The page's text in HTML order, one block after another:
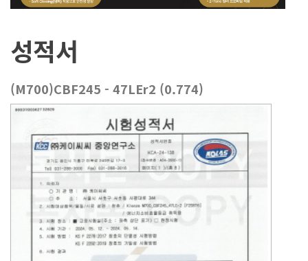
성적서
(M700)CBF245 - 47LEr2 (0.774)